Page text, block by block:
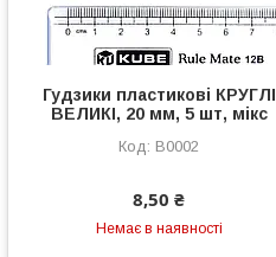
Гудзики пластикові КРУГЛІ
ВЕЛИКІ, 20 мм, 5 шт, мікс
B0002
8,50 ₴
Немає в наявності